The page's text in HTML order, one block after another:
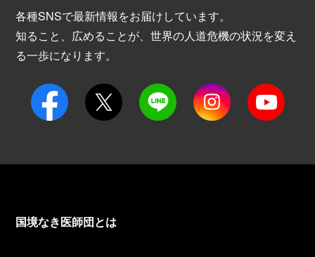
各種SNSで最新情報をお届けしています。
知ること、広めることが、世界の人道危機の状況を変え
る一歩になります。
国境なき医師団とは